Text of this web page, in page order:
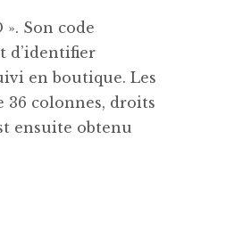
Son code
d’identifier
en boutique. Les
colonnes, droits
ensuite obtenu